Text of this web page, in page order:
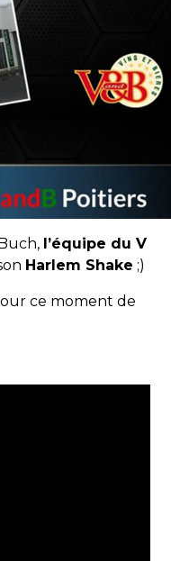
l’équipe du V
Harlem Shake ;)
ce moment de